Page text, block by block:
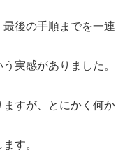
後の手順までを一連
実感がありました。
すが、とにかく何か
す。